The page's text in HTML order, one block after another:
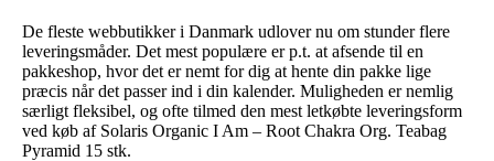
De fleste webbutikker i Danmark udlover nu om stunder flere
leveringsmåder. Det mest populære er p.t. at afsende til en
pakkeshop, hvor det er nemt for dig at hente din pakke lige
præcis når det passer ind i din kalender. Muligheden er nemlig
særligt fleksibel, og ofte tilmed den mest letkøbte leveringsform
ved køb af Solaris Organic I Am – Root Chakra Org. Teabag
Pyramid 15 stk.